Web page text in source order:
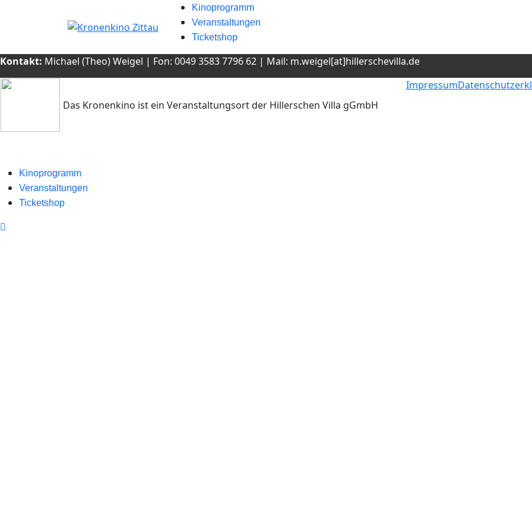
Kinoprogramm
Veranstaltungen
Ticketshop
Kontakt: Michael (Theo) Weigel | Fon: 0049 3583 7796 62 | Mail: m.weigel[at]hillerschevilla.de
Das Kronenkino ist ein Veranstaltungsort der Hillerschen Villa gGmbH
Impressum
Kinoprogramm
Veranstaltungen
Ticketshop